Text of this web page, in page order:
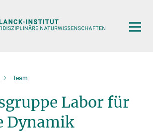
Team
Labor für
Dynamik